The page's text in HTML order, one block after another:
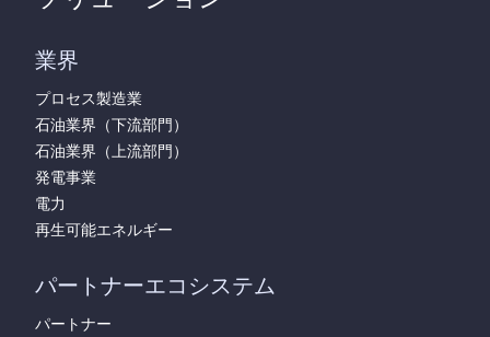
業界
プロセス製造業
石油業界（下流部門）
石油業界（上流部門）
発電事業
電力
再生可能エネルギー
パートナーエコシステム
パートナー